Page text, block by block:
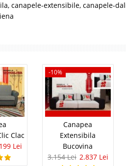
, canapele-extensibile, canapele-
Clac
Lei
-10%
Canapea
Extensibila
Bucovina
3.154 Lei 2.837 Lei